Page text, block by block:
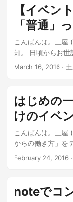
ろ6人の固定メン
す。 web配信で
【イベン
「普通」
こんばんは。土屋
知。 日頃からお世
するゲストハウス
ろ6人の固定メン
す。 web配信で当
March 16, 2016 ·
はじめの
けのイベ
こんばんは。土屋
からの働き方」を
時に集まった6人
稼いでいなくて
る...
February 24, 2016
noteでコ